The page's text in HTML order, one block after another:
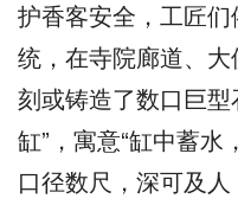
护香客安全，工匠们
统，在寺院廊道、
刻或铸造了数口巨型
缸”，寓意“缸中蓄水
口径数尺，深可及